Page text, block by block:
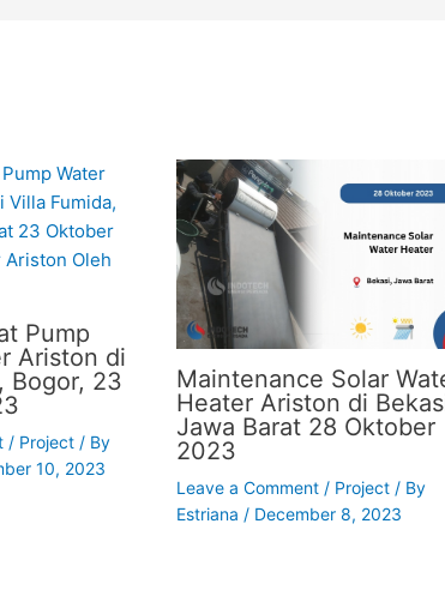
Pump
Ariston di
Bogor, 23
/ Project/ By
10, 2023
Maintenance Solar
Heater Ariston di
Jawa Barat 28 Oktober
2023
Leave a Comment / Project / By
Estriana / December 8, 2023